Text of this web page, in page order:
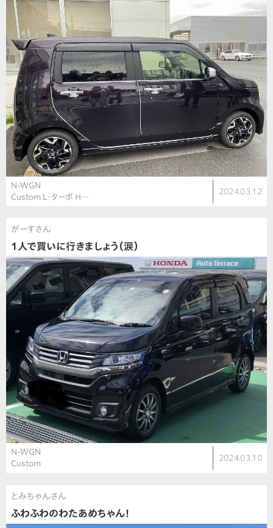
N-WGN
Custom L・ターボ H…
2024.03.12
がーすさん
1人で買いに行きましょう（涙）
N-WGN
Custom
2024.03.10
とみちゃんさん
ふわふわのわたあめちゃん！